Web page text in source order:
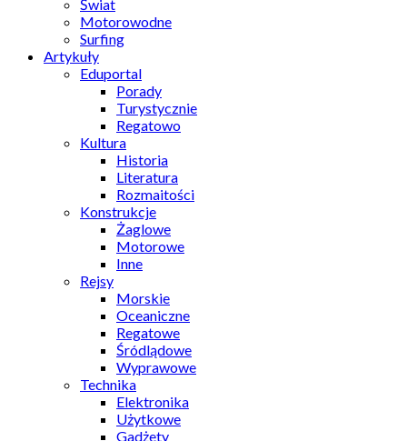
Świat
Motorowodne
Surfing
Artykuły
Eduportal
Porady
Turystycznie
Regatowo
Kultura
Historia
Literatura
Rozmaitości
Konstrukcje
Żaglowe
Motorowe
Inne
Rejsy
Morskie
Oceaniczne
Regatowe
Śródlądowe
Wyprawowe
Technika
Elektronika
Użytkowe
Gadżety